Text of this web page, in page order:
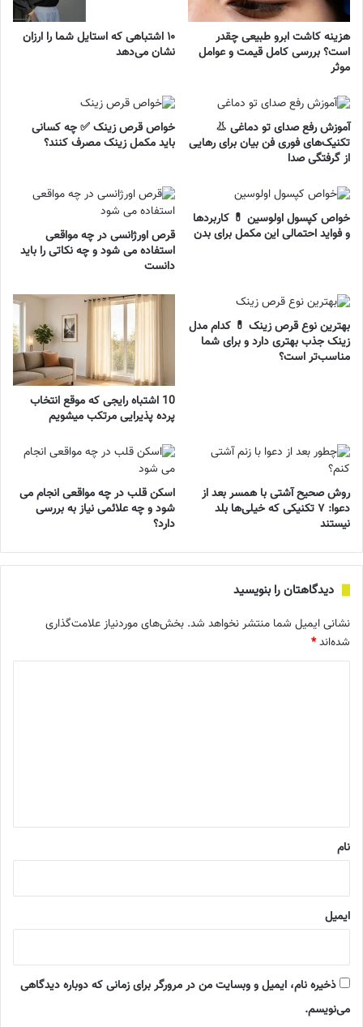
هزینه کاشت ابرو طبیعی چقدر
است؟ بررسی کامل قیمت و عوامل
موثر
۱۰ اشتباهی که استایل شما را ارزان
نشان می‌دهد
آموزش رفع صدای تو دماغی 👃
تکنیک‌های فوری فن بیان برای رهایی
از گرفتگی صدا
خواص قرص زینک ✅ چه کسانی
باید مکمل زینک مصرف کنند؟
خواص کپسول اولوسین 💊 کاربردها
و فواید احتمالی این مکمل برای بدن
قرص اورژانسی در چه مواقعی
استفاده می شود و چه نکاتی را باید
دانست
بهترین نوع قرص زینک 💊 کدام مدل
زینک جذب بهتری دارد و برای شما
مناسب‌تر است؟
10 اشتباه رایجی که موقع انتخاب
پرده پذیرایی مرتکب میشویم
روش صحیح آشتی با همسر بعد از
دعوا: ۷ تکنیکی که خیلی‌ها بلد
نیستند
اسکن قلب در چه مواقعی انجام می
شود و چه علائمی نیاز به بررسی
دارد؟
دیدگاهتان را بنویسید
نشانی ایمیل شما منتشر نخواهد شد. بخش‌های موردنیاز علامت‌گذاری
شده‌اند*
نام
ایمیل
ذخیره نام، ایمیل و وبسایت من در مرورگر برای زمانی که دوباره دیدگاهی
می‌نویسم.